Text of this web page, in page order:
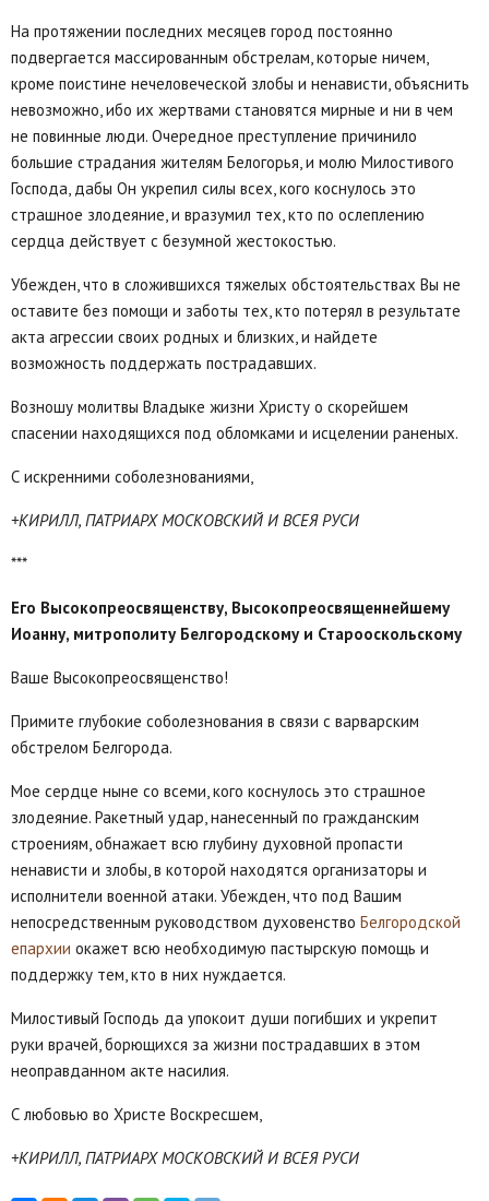
На протяжении последних месяцев город постоянно
подвергается массированным обстрелам, которые ничем,
кроме поистине нечеловеческой злобы и ненависти, объяснить
невозможно, ибо их жертвами становятся мирные и ни в чем
не повинные люди. Очередное преступление причинило
большие страдания жителям Белогорья, и молю Милостивого
Господа, дабы Он укрепил силы всех, кого коснулось это
страшное злодеяние, и вразумил тех, кто по ослеплению
сердца действует с безумной жестокостью.
Убежден, что в сложившихся тяжелых обстоятельствах Вы не
оставите без помощи и заботы тех, кто потерял в результате
акта агрессии своих родных и близких, и найдете
возможность поддержать пострадавших.
Возношу молитвы Владыке жизни Христу о скорейшем
спасении находящихся под обломками и исцелении раненых.
С искренними соболезнованиями,
+КИРИЛЛ, ПАТРИАРХ МОСКОВСКИЙ И ВСЕЯ РУСИ
***
Его Высокопреосвященству, Высокопреосвященнейшему
Иоанну, митрополиту Белгородскому и Старооскольскому
Ваше Высокопреосвященство!
Примите глубокие соболезнования в связи с варварским
обстрелом Белгорода.
Мое сердце ныне со всеми, кого коснулось это страшное
злодеяние. Ракетный удар, нанесенный по гражданским
строениям, обнажает всю глубину духовной пропасти
ненависти и злобы, в которой находятся организаторы и
исполнители военной атаки. Убежден, что под Вашим
непосредственным руководством духовенство Белгородской
епархии окажет всю необходимую пастырскую помощь и
поддержку тем, кто в них нуждается.
Милостивый Господь да упокоит души погибших и укрепит
руки врачей, борющихся за жизни пострадавших в этом
неоправданном акте насилия.
С любовью во Христе Воскресшем,
+КИРИЛЛ, ПАТРИАРХ МОСКОВСКИЙ И ВСЕЯ РУСИ